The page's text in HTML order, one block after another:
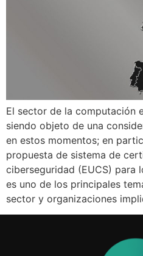
El sector de la computación
siendo objeto de una
en estos momentos; en
propuesta de sistema de
ciberseguridad (EUCS) para
es uno de los principales
sector y organizaciones